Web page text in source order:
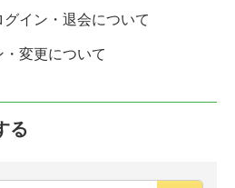
イン・退会について
変更について
る